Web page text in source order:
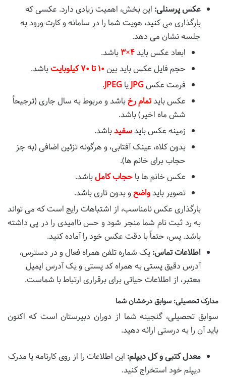
عکس پرسنلی: این بخش، اهمیت زیادی دارد. عکسی که
بارگذاری می کنید، هویت شما را در سامانه و کارت ورود به
جلسه نشان می دهد.
ابعاد عکس باید۴×۳
باشد.
حجم فایل عکس باید بین ۱۰ تا ۷۰ کیلوبایت
باشد.
فرمت عکسJPGیا JPEG
.
عکس بایدتمام رخباشد و مربوط به سال جاری (ترجیحاً
شش ماه اخیر) باشد.
زمینه عکس بایدسفیدباشد.
بدون کلاه، عینک آفتابی، و هرگونه تزئین اضافی (به جز
حجاب برای خانم ها).
عکس خانم ها با حجاب کاملباشد.
تصویر بایدواضحو بدون تاری باشد.
بارگذاری عکس نامناسب، از اشتباهات رایج است که می تواند
به رد ثبت نام شما منجر شود و حس ناامیدی را در پی داشته
باشد. پس، حتماً با دقت عکس خود را آماده کنید.
اطلاعات تماس: یک شماره تلفن همراه فعال و در دسترس،
آدرس دقیق پستی به همراه کد پستی و یک آدرس ایمیل
معتبر، از اطلاعات حیاتی برای برقراری ارتباط با شماست.
مدارک تحصیلی: سوابق درخشان شما
سوابق تحصیلی، گنجینه شما از دوران دبیرستان است که اکنون
باید آن را به درستی ارائه دهید.
معدل کتبی و کل دیپلم: این اطلاعات را از روی کارنامه یا مدرک
دیپلم خود استخراج کنید.